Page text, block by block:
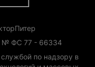
№ ФС 77 - 66334
по надзору в